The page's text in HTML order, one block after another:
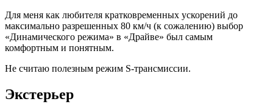
Для меня как любителя кратковременных ускорений до
максимально разрешенных 80 км/ч (к сожалению) выбор
«Динамического режима» в «Драйве» был самым
комфортным и понятным.
Не считаю полезным режим S-трансмиссии.
Экстерьер